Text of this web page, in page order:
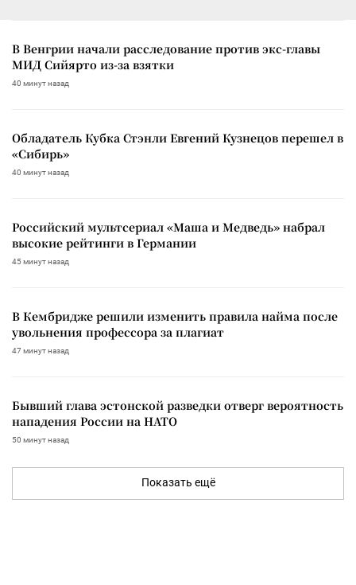
В Венгрии начали расследование против экс-главы
МИД Сийярто из-за взятки
40 минут назад
Обладатель Кубка Стэнли Евгений Кузнецов перешел в
«Сибирь»
40 минут назад
Российский мультсериал «Маша и Медведь» набрал
высокие рейтинги в Германии
45 минут назад
В Кембридже решили изменить правила найма после
увольнения профессора за плагиат
47 минут назад
Бывший глава эстонской разведки отверг вероятность
нападения России на НАТО
50 минут назад
Показать ещё